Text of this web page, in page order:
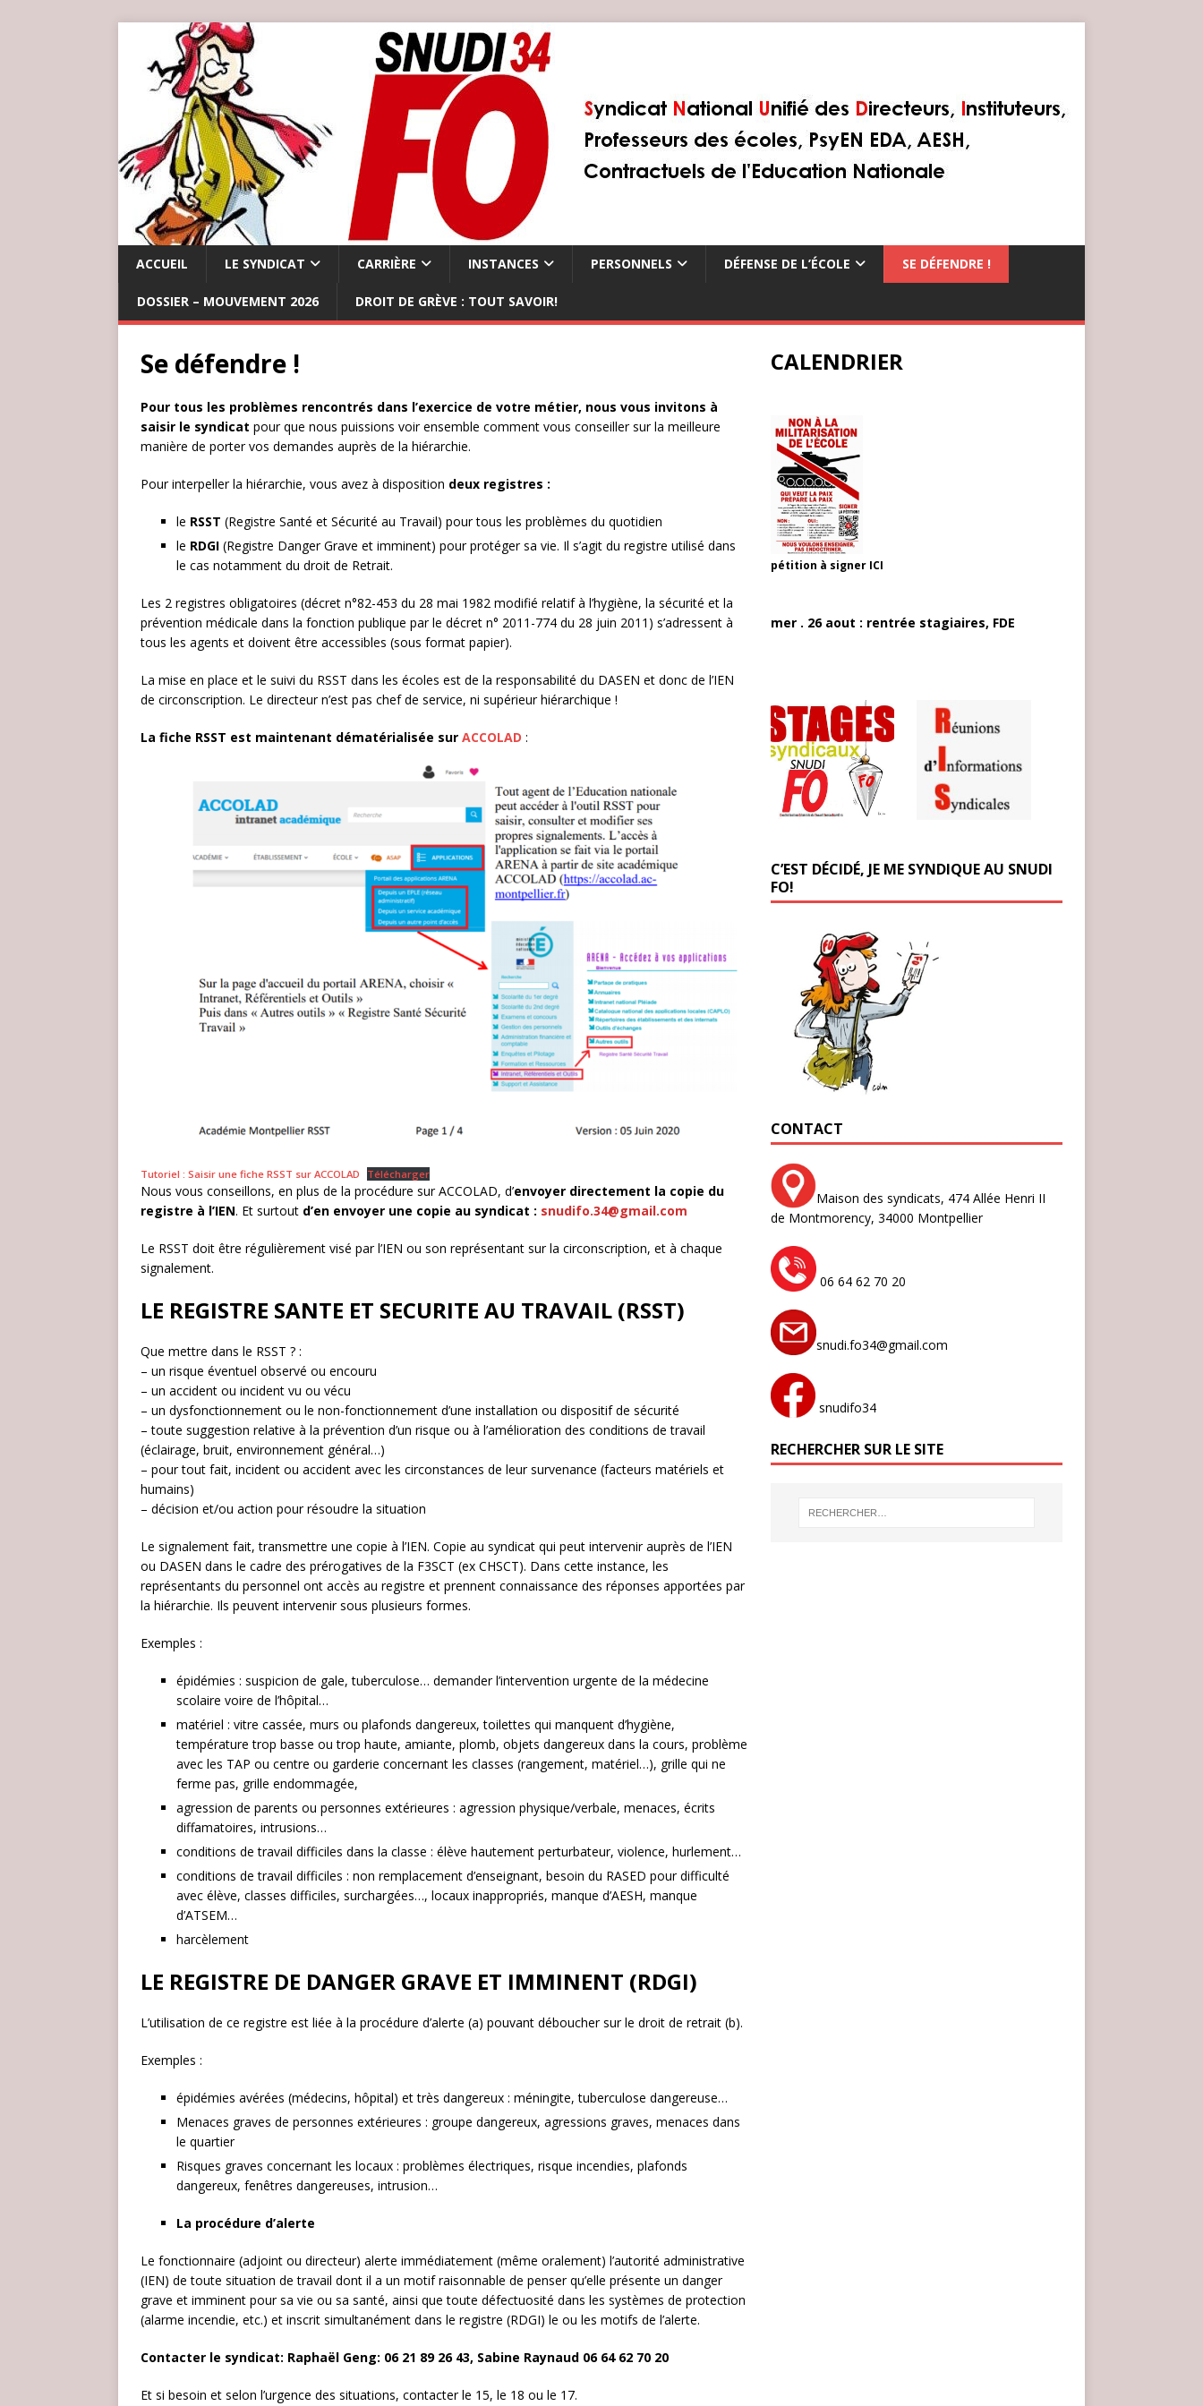
ACCUEIL LE SYNDICAT CARRIÈRE INSTANCES PERSONNELS DÉFENSE DE L’ÉCOLE SE DÉFENDRE !
DOSSIER – MOUVEMENT 2026 DROIT DE GRÈVE : TOUT SAVOIR!
Se défendre !
Pour tous les problèmes rencontrés dans l’exercice de votre métier, nous vous invitons à
saisir le syndicat pour que nous puissions voir ensemble comment vous conseiller sur la meilleure
manière de porter vos demandes auprès de la hiérarchie.
Pour interpeller la hiérarchie, vous avez à disposition deux registres :
le RSST (Registre Santé et Sécurité au Travail) pour tous les problèmes du quotidien
le RDGI (Registre Danger Grave et imminent) pour protéger sa vie. Il s’agit du registre utilisé dans
le cas notamment du droit de Retrait.
Les 2 registres obligatoires (décret n°82-453 du 28 mai 1982 modifié relatif à l’hygiène, la sécurité et la
prévention médicale dans la fonction publique par le décret n° 2011-774 du 28 juin 2011) s’adressent à
tous les agents et doivent être accessibles (sous format papier).
La mise en place et le suivi du RSST dans les écoles est de la responsabilité du DASEN et donc de l’IEN
de circonscription. Le directeur n’est pas chef de service, ni supérieur hiérarchique !
La fiche RSST est maintenant dématérialisée sur ACCOLAD :
Tutoriel : Saisir une fiche RSST sur ACCOLAD Télécharger
Nous vous conseillons, en plus de la procédure sur ACCOLAD, d’envoyer directement la copie du
registre à l’IEN. Et surtout d’en envoyer une copie au syndicat : snudifo.34@gmail.com
Le RSST doit être régulièrement visé par l’IEN ou son représentant sur la circonscription, et à chaque
signalement.
LE REGISTRE SANTE ET SECURITE AU TRAVAIL (RSST)
Que mettre dans le RSST ? :
– un risque éventuel observé ou encouru
– un accident ou incident vu ou vécu
– un dysfonctionnement ou le non-fonctionnement d’une installation ou dispositif de sécurité
– toute suggestion relative à la prévention d’un risque ou à l’amélioration des conditions de travail
(éclairage, bruit, environnement général…)
– pour tout fait, incident ou accident avec les circonstances de leur survenance (facteurs matériels et
humains)
– décision et/ou action pour résoudre la situation
Le signalement fait, transmettre une copie à l’IEN. Copie au syndicat qui peut intervenir auprès de l’IEN
ou DASEN dans le cadre des prérogatives de la F3SCT (ex CHSCT). Dans cette instance, les
représentants du personnel ont accès au registre et prennent connaissance des réponses apportées par
la hiérarchie. Ils peuvent intervenir sous plusieurs formes.
Exemples :
épidémies : suspicion de gale, tuberculose… demander l’intervention urgente de la médecine
scolaire voire de l’hôpital…
matériel : vitre cassée, murs ou plafonds dangereux, toilettes qui manquent d’hygiène,
température trop basse ou trop haute, amiante, plomb, objets dangereux dans la cours, problème
avec les TAP ou centre ou garderie concernant les classes (rangement, matériel…), grille qui ne
ferme pas, grille endommagée,
agression de parents ou personnes extérieures : agression physique/verbale, menaces, écrits
diffamatoires, intrusions…
conditions de travail difficiles dans la classe : élève hautement perturbateur, violence, hurlement…
conditions de travail difficiles : non remplacement d’enseignant, besoin du RASED pour difficulté
avec élève, classes difficiles, surchargées…, locaux inappropriés, manque d’AESH, manque
d’ATSEM…
harcèlement
LE REGISTRE DE DANGER GRAVE ET IMMINENT (RDGI)
L’utilisation de ce registre est liée à la procédure d’alerte (a) pouvant déboucher sur le droit de retrait (b).
Exemples :
épidémies avérées (médecins, hôpital) et très dangereux : méningite, tuberculose dangereuse…
Menaces graves de personnes extérieures : groupe dangereux, agressions graves, menaces dans
le quartier
Risques graves concernant les locaux : problèmes électriques, risque incendies, plafonds
dangereux, fenêtres dangereuses, intrusion…
La procédure d’alerte
Le fonctionnaire (adjoint ou directeur) alerte immédiatement (même oralement) l’autorité administrative
(IEN) de toute situation de travail dont il a un motif raisonnable de penser qu’elle présente un danger
grave et imminent pour sa vie ou sa santé, ainsi que toute défectuosité dans les systèmes de protection
(alarme incendie, etc.) et inscrit simultanément dans le registre (RDGI) le ou les motifs de l’alerte.
Contacter le syndicat: Raphaël Geng: 06 21 89 26 43, Sabine Raynaud 06 64 62 70 20
Et si besoin et selon l’urgence des situations, contacter le 15, le 18 ou le 17.
CALENDRIER
pétition à signer ICI
mer . 26 aout : rentrée stagiaires, FDE
C’EST DÉCIDÉ, JE ME SYNDIQUE AU SNUDI
FO!
CONTACT
Maison des syndicats, 474 Allée Henri II
de Montmorency, 34000 Montpellier
06 64 62 70 20
snudi.fo34@gmail.com
snudifo34
RECHERCHER SUR LE SITE